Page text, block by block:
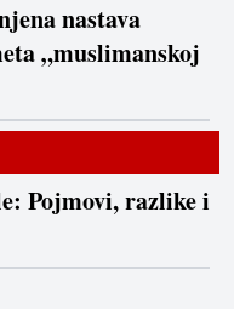
nastava
„muslimanskoj
Pojmovi, razlike i